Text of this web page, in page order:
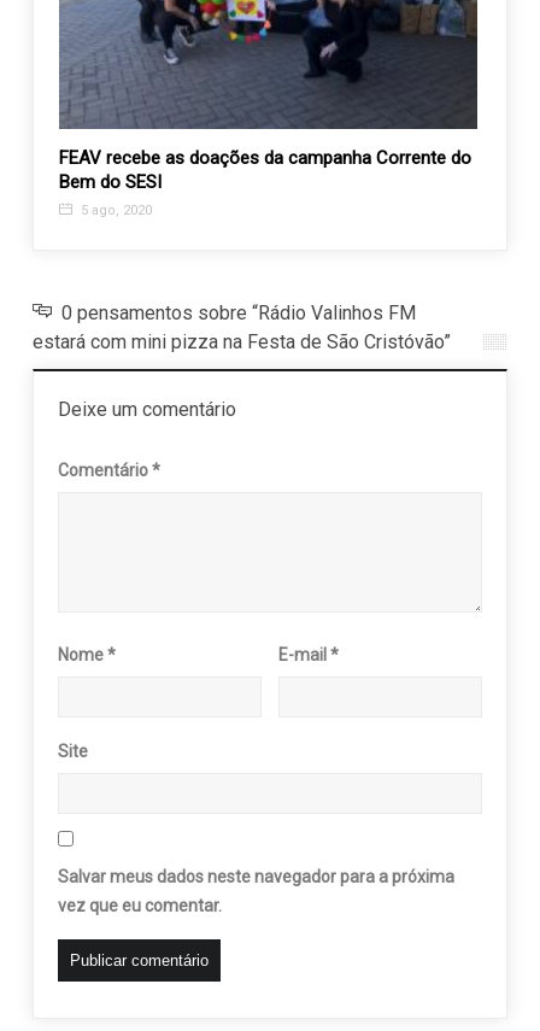
FEAV recebe as doações da campanha Corrente do
Bem do SESI
5 ago, 2020
0 pensamentos sobre “Rádio Valinhos FM
estará com mini pizza na Festa de São Cristóvão”
Deixe um comentário
Comentário*
Nome* E-mail*
Site
Salvar meus dados neste navegador para a próxima
vez que eu comentar.